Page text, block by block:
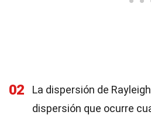
02
La dispersión de
dispersión que ocurre